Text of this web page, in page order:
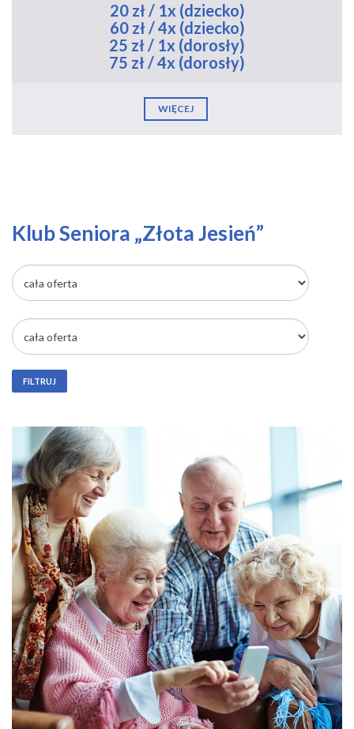
20 zł / 1x (dziecko)
60 zł / 4x (dziecko)
25 zł / 1x (dorosły)
75 zł / 4x (dorosły)
WIĘCEJ
Klub Seniora „Złota Jesień”
FILTRUJ